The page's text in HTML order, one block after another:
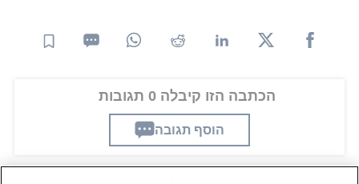
הכתבה הזו קיבלה 0 תגובות
הוסף תגובה